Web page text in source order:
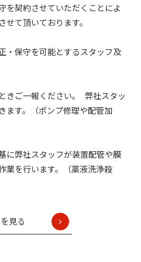
を契約させていただくことによ
せて頂いております。
・保守を可能とするスタッフ及
きご一報ください。 弊社スタッ
ます。（ポンプ修理や配管加
に弊社スタッフが装置配管や膜
業を行います。（薬液洗浄殺
見る